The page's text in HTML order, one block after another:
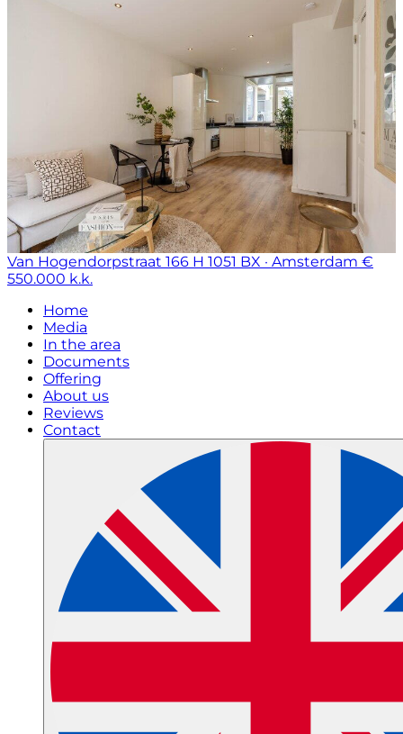
Van Hogendorpstraat 166 H 1051 BX · Amsterdam €
550.000 k.k.
Home
Media
In the area
Documents
Offering
About us
Reviews
Contact